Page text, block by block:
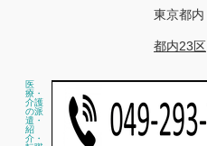
東京都内
都内23区
医
療・
介護
の派
遣・
紹
介・